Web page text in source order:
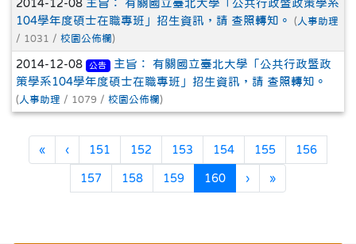
2014-12-08 主旨： 有關國立臺北大學「公共行政暨政策學系
104學年度碩士在職專班」招生資訊，請 查照轉知。 ( 人事助理
/ 1031 / 校園公佈欄 )
2014-12-08 公告
主旨： 有關國立臺北大學「公共行政暨政
策學系104學年度碩士在職專班」招生資訊，請 查照轉知。
( 人事助理 / 1079 / 校園公佈欄 )
«第一頁
‹上一頁
151 152 153 154 155 156
157 158 159 160(目前頁次)
›下一頁
»最後頁